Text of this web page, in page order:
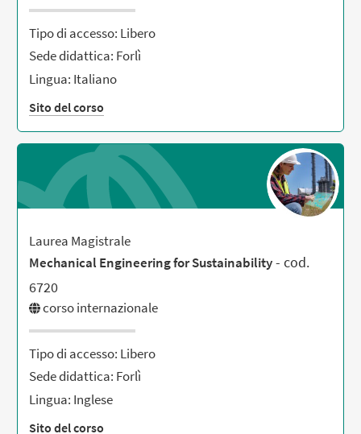
Tipo di accesso: Libero
Sede didattica: Forlì
Lingua: Italiano
Sito del corso
Laurea Magistrale
Mechanical Engineering for Sustainability- cod.
6720
corso internazionale
Tipo di accesso: Libero
Sede didattica: Forlì
Lingua: Inglese
Sito del corso